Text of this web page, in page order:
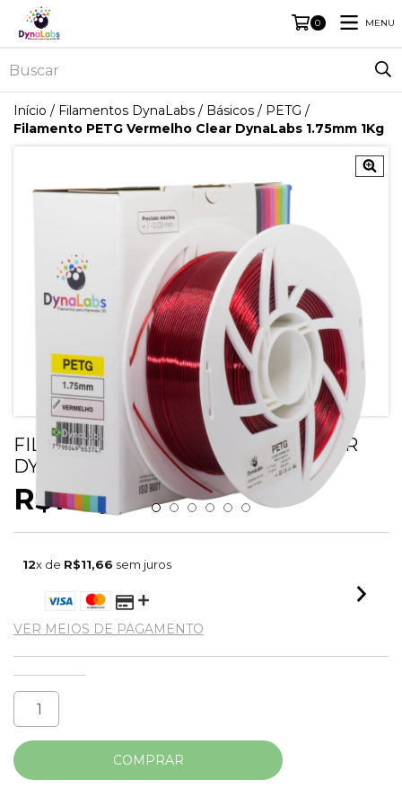
0 MENU
Início / Filamentos DynaLabs / Básicos / PETG /
Filamento PETG Vermelho Clear DynaLabs 1.75mm 1Kg
FILAMENTO PETG VERMELHO CLEAR
DYNALABS 1.75MM 1KG
R$139,90
12x de R$11,66 sem juros
VER MEIOS DE PAGAMENTO